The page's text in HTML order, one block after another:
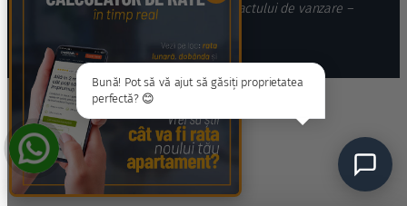
aplicabile de la data semnarii contractului de vanzare –
cumparare si a livrarii bunului.
1
Bună! Pot să vă ajut să găsiți proprietatea
perfectă? 😊